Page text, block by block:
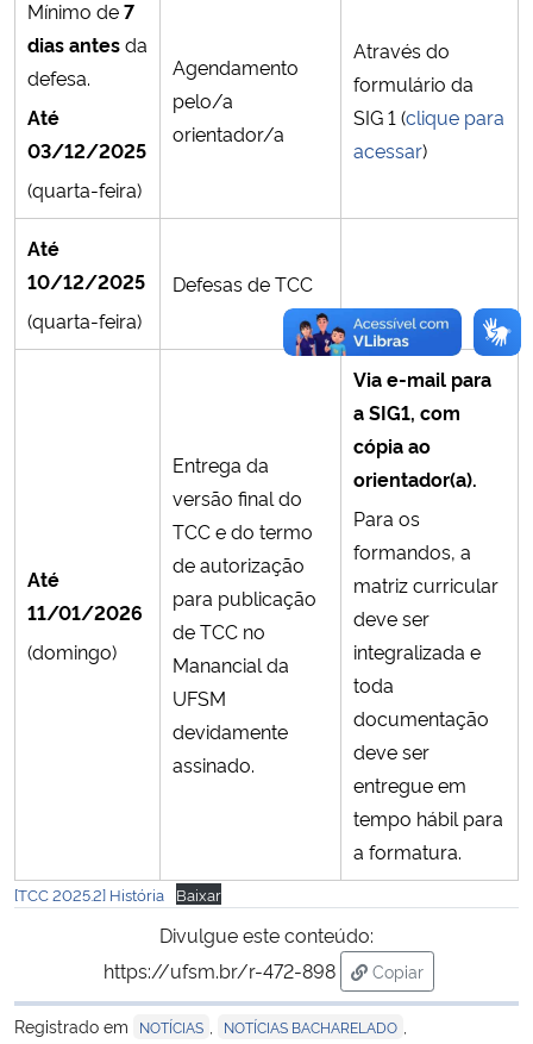
Mínimo de7
dias antesda
defesa.
Até
03/12/2025
(quarta-feira)
Agendamento
pelo/a
orientador/a
Através do
formulário da
SIG 1 (clique para
acessar)
Até
10/12/2025
(quarta-feira)
Defesas de TCC
Até
11/01/2026
(domingo)
Entrega da
versão final do
TCC e do termo
de autorização
para publicação
de TCC no
Manancial da
UFSM
devidamente
assinado.
Via e-mail para
a SIG1, com
cópia ao
orientador(a).
Para os
formandos, a
matriz curricular
deve ser
integralizada e
toda
documentação
deve ser
entregue em
tempo hábil para
a formatura.
[TCC 2025.2] História Baixar
Divulgue este conteúdo:
https://ufsm.br/r-472-898
Copiar
para área de
Registrado em
NOTÍCIAS NOTÍCIAS BACHARELADO